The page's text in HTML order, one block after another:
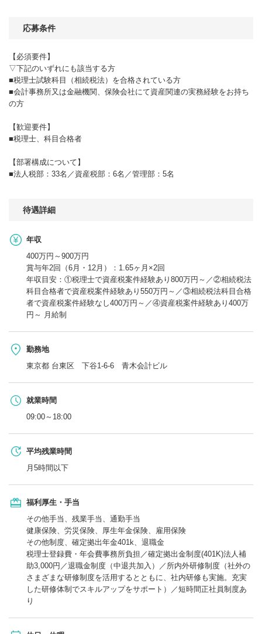
応募条件
【必須要件】
▽下記のいずれにも該当する方
■税理士試験科目（相続税法）を合格されている方
■会計事務所又は金融機関、保険会社にて資産関連の実務経験をお持ち
の方
【歓迎要件】
■税理士、科目合格者
【部署構成について】
■法人税部：33名／資産税部：6名／管理部：5名
待遇詳細
年収
400万円～900万円
賞与年2回（6月・12月）：1.65ヶ月×2回
年収目安：①税理士で資産税案件経験あり800万円～／②相続税法
科目合格者で資産税案件経験あり550万円～／③相続税法科目合格
者で資産税案件経験なし400万円～／④資産税案件経験あり400万
円～ 月給制
勤務地
東京都 台東区 下谷1-6-6 青木会計ビル
就業時間
09:00～18:00
平均残業時間
月5時間以下
福利厚生・手当
その他手当、残業手当、通勤手当
健康保険、労災保険、厚生年金保険、雇用保険
その他制度、確定拠出年金401k、退職金
税理士登録費・年会費事務所負担／確定拠出金制度(401K)法人補
助3,000円／退職金制度（中退共加入）／所内外研修制度（社外の
さまざまな研修制度を活用するとともに、社内研修も実施。充実
した研修体制でスキルアップをサポート）／短時間正社員制度あ
り